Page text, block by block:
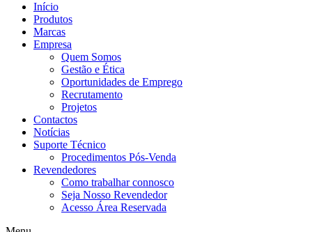
Início
Produtos
Marcas
Empresa
Quem Somos
Gestão e Ética
Oportunidades de Emprego
Recrutamento
Projetos
Contactos
Notícias
Suporte Técnico
Procedimentos Pós-Venda
Revendedores
Como trabalhar connosco
Seja Nosso Revendedor
Acesso Área Reservada